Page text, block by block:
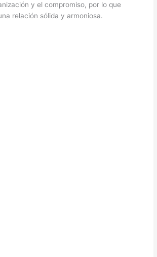
y el compromiso, por lo que
relación sólida y armoniosa.